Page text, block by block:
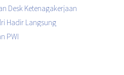
Desk Ketenagakerjaan
Hadir Langsung
PWI